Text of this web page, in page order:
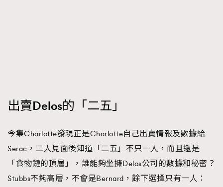
出賣Delos的「二五」
今集Charlotte發現正是Charlotte自己出賣情報及數據給
Serac，二人見面後知道「二五」不只一人，而且還是
「食物鏈的頂層」，誰能夠坐擁Delos公司的數據和秘密？
Stubbs不夠高層，不會是Bernard，餘下選擇只有一人：